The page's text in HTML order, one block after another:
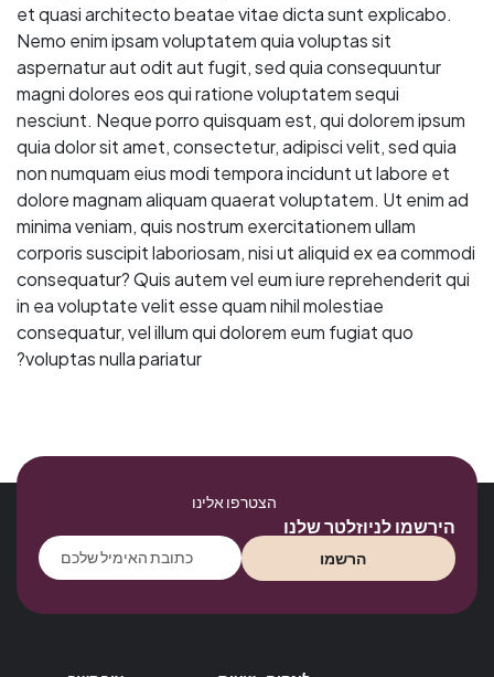
et quasi architecto beatae vitae dicta sunt explicabo.
Nemo enim ipsam voluptatem quia voluptas sit
aspernatur aut odit aut fugit, sed quia consequuntur
magni dolores eos qui ratione voluptatem sequi
nesciunt. Neque porro quisquam est, qui dolorem ipsum
quia dolor sit amet, consectetur, adipisci velit, sed quia
non numquam eius modi tempora incidunt ut labore et
dolore magnam aliquam quaerat voluptatem. Ut enim ad
minima veniam, quis nostrum exercitationem ullam
corporis suscipit laboriosam, nisi ut aliquid ex ea commodi
consequatur? Quis autem vel eum iure reprehenderit qui
in ea voluptate velit esse quam nihil molestiae
consequatur, vel illum qui dolorem eum fugiat quo
voluptas nulla pariatur?
הצטרפו אלינו
הירשמו לניוזלטר שלנו‬
הרשמו